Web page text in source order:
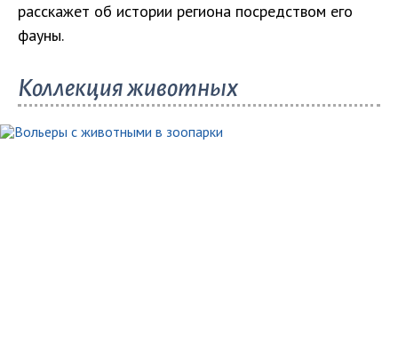
расскажет об истории региона посредством его
фауны.
Коллекция животных